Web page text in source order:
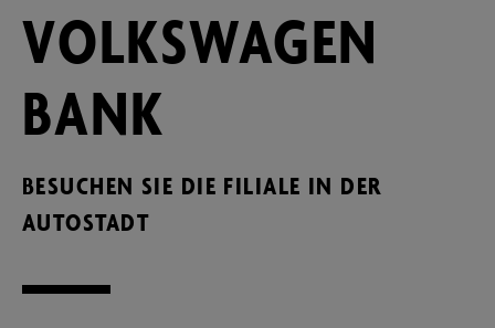
VOLKSWAGEN
BANK
BESUCHEN SIE DIE FILIALE IN DER
AUTOSTADT